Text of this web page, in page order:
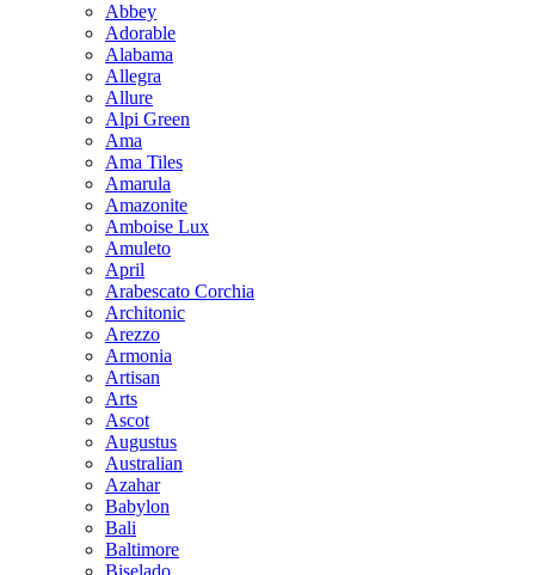
Abbey
Adorable
Alabama
Allegra
Allure
Alpi Green
Ama
Ama Tiles
Amarula
Amazonite
Amboise Lux
Amuleto
April
Arabescato Corchia
Architonic
Arezzo
Armonia
Artisan
Arts
Ascot
Augustus
Australian
Azahar
Babylon
Bali
Baltimore